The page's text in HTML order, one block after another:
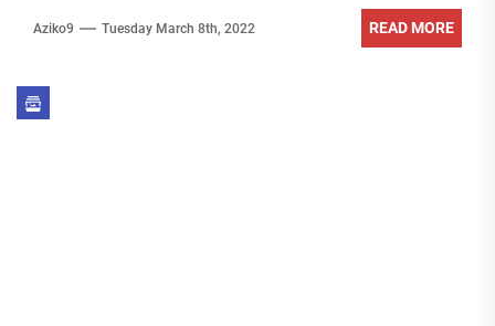
Aziko9 Tuesday March 8th, 2022 READ MORE